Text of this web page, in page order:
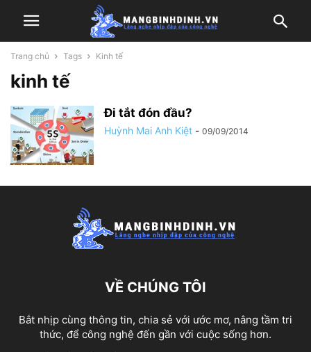
Trang chủ Tags Kinh tế
kinh tế
Đi tắt đón đầu?
Huỳnh Mai Anh Kiệt - 09/09/2014
VỀ CHÚNG TÔI
Bắt nhịp cùng thông tin, chia sẻ với ước mơ, nâng tầm tri
thức, để công nghệ đến gần với cuộc sống hơn.